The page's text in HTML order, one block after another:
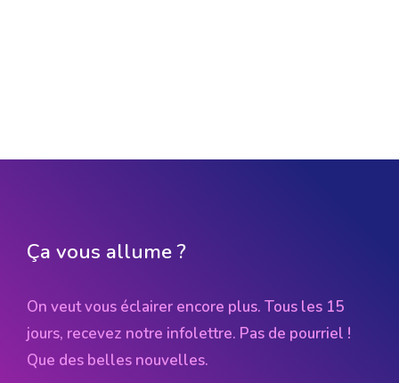
Ça vous allume ?
On veut vous éclairer encore plus. Tous les 15
jours, recevez notre infolettre. Pas de pourriel !
Que des belles nouvelles.